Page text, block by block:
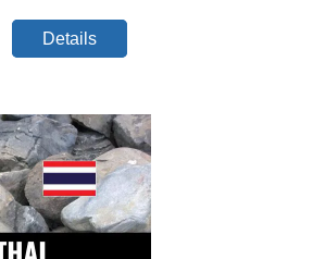
Details